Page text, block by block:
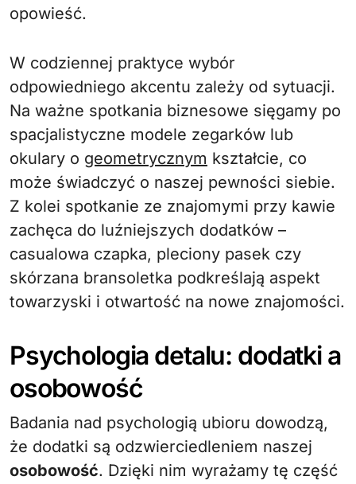
opowieść.
W codziennej praktyce wybór
odpowiedniego akcentu zależy od sytuacji.
Na ważne spotkania biznesowe sięgamy po
spacjalistyczne modele zegarków lub
okulary o geometrycznym kształcie, co
może świadczyć o naszej pewności siebie.
Z kolei spotkanie ze znajomymi przy kawie
zachęca do luźniejszych dodatków –
casualowa czapka, pleciony pasek czy
skórzana bransoletka podkreślają aspekt
towarzyski i otwartość na nowe znajomości.
Psychologia detalu: dodatki a
osobowość
Badania nad psychologią ubioru dowodzą,
że dodatki są odzwierciedleniem naszej
osobowość. Dzięki nim wyrażamy tę część